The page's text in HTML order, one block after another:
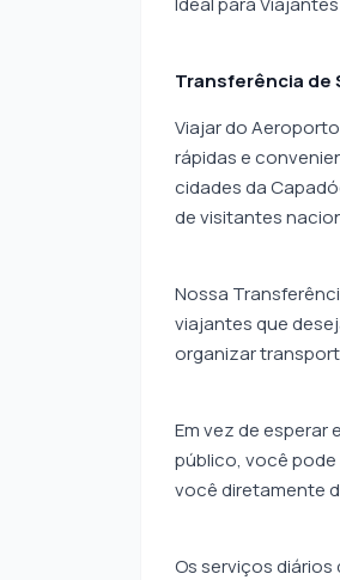
Transferência de
Viajar do
rápidas e
cidades da
de visitantes
Nossa
viajantes que
organizar
Em vez de
público, você
você diretamente
Os serviços